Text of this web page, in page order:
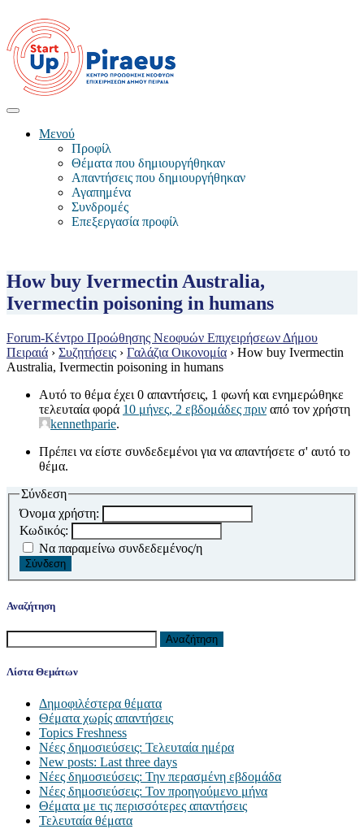
Μενού
Προφίλ
Θέματα που δημιουργήθηκαν
Απαντήσεις που δημιουργήθηκαν
Αγαπημένα
Συνδρομές
Επεξεργασία προφίλ
How buy Ivermectin Australia,
Ivermectin poisoning in humans
Forum-Κέντρο Προώθησης Νεοφυών Επιχειρήσεων Δήμου
Πειραιά › Συζητήσεις › Γαλάζια Οικονομία › How buy Ivermectin
Australia, Ivermectin poisoning in humans
Αυτό το θέμα έχει 0 απαντήσεις, 1 φωνή και ενημερώθηκε
τελευταία φορά 10 μήνες, 2 εβδομάδες πριν από τον χρήστη
kennethparie.
Πρέπει να είστε συνδεδεμένοι για να απαντήσετε σ' αυτό το
θέμα.
Σύνδεση
Όνομα χρήστη:
Κωδικός:
Να παραμείνω συνδεδεμένος/η
Σύνδεση
Αναζήτηση
Λίστα Θεμάτων
Δημοφιλέστερα θέματα
Θέματα χωρίς απαντήσεις
Topics Freshness
Νέες δημοσιεύσεις: Τελευταία ημέρα
New posts: Last three days
Νέες δημοσιεύσεις: Την περασμένη εβδομάδα
Νέες δημοσιεύσεις: Τον προηγούμενο μήνα
Θέματα με τις περισσότερες απαντήσεις
Τελευταία θέματα